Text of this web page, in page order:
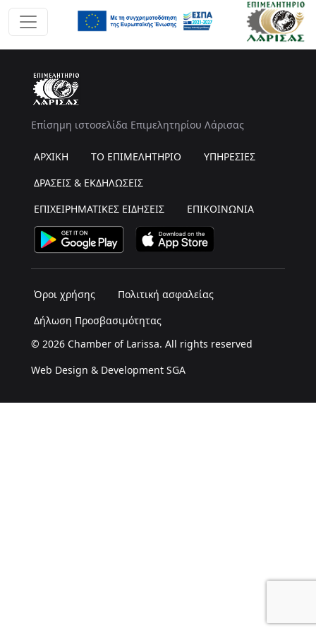
Επίσημη ιστοσελίδα Επιμελητηρίου Λάρισας
ΑΡΧΙΚΗ ΤΟ ΕΠΙΜΕΛΗΤΗΡΙΟ
ΥΠΗΡΕΣΙΕΣ
ΔΡΑΣΕΙΣ & ΕΚΔΗΛΩΣΕΙΣ
ΕΠΙΧΕΙΡΗΜΑΤΙΚΕΣ ΕΙΔΗΣΕΙΣ
ΕΠΙΚΟΙΝΩΝΙΑ
Όροι χρήσης
Πολιτική ασφαλείας
Δήλωση Προσβασιμότητας
© 2026 Chamber of Larissa. All rights reserved
Web Design & Development SGA